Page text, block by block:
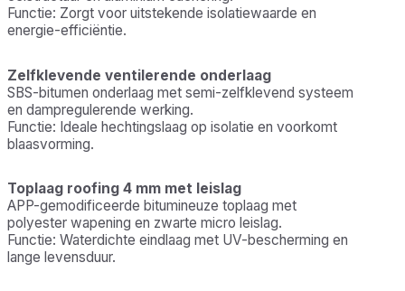
Functie: Zorgt voor uitstekende isolatiewaarde en
energie-efficiëntie.
Zelfklevende ventilerende onderlaag
SBS-bitumen onderlaag met semi-zelfklevend systeem
en dampregulerende werking.
Functie: Ideale hechtingslaag op isolatie en voorkomt
blaasvorming.
Toplaag roofing 4 mm met leislag
APP-gemodificeerde bitumineuze toplaag met
polyester wapening en zwarte micro leislag.
Functie: Waterdichte eindlaag met UV-bescherming en
lange levensduur.